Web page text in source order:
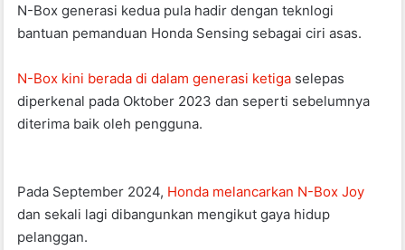
N-Box generasi kedua pula hadir dengan teknlogi
bantuan pemanduan Honda Sensing sebagai ciri asas.
N-Box kini berada di dalam generasi ketiga selepas
diperkenal pada Oktober 2023 dan seperti sebelumnya
diterima baik oleh pengguna.
Pada September 2024, Honda melancarkan N-Box Joy
dan sekali lagi dibangunkan mengikut gaya hidup
pelanggan.